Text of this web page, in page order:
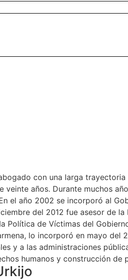
con una larga
veinte años. Durante muchos
el año 2002 se incorporó al
del 2012 fue asesor de
Política de Víctimas del
lo incorporó en mayo
y a las administraciones
humanos y construcción de